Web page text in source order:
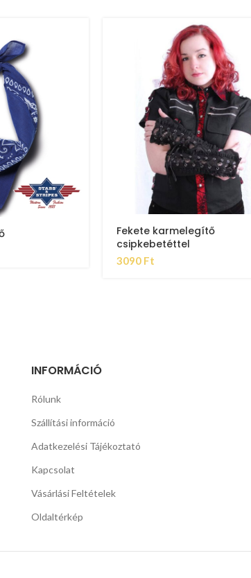
Fekete karmelegítő
csipkebetéttel
3090 Ft
INFORMÁCIÓ
Rólunk
Szállítási információ
Adatkezelési Tájékoztató
Kapcsolat
Vásárlási Feltételek
Oldaltérkép